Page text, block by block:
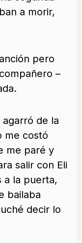
a morir,
pero
–
agarró de la
me costó
me paré y
salir con Eli
a la puerta,
bailaba
decir lo